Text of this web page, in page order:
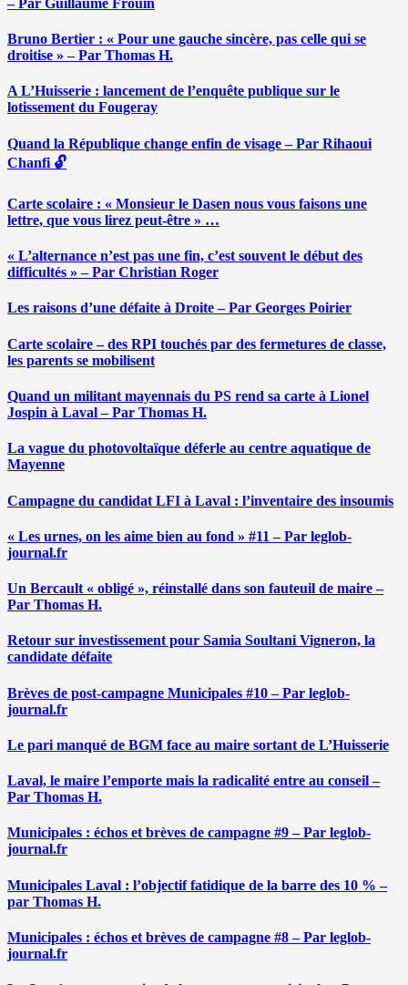
Bruno Bertier : « Pour une gauche sincère, pas celle qui se
droitise » – Par Thomas H.
A L’Huisserie : lancement de l’enquête publique sur le
lotissement du Fougeray
Quand la République change enfin de visage – Par Rihaoui
Chanfi 🔓
Carte scolaire : « Monsieur le Dasen nous vous faisons une
lettre, que vous lirez peut-être » …
« L’alternance n’est pas une fin, c’est souvent le début des
difficultés » – Par Christian Roger
Les raisons d’une défaite à Droite – Par Georges Poirier
Carte scolaire – des RPI touchés par des fermetures de classe,
les parents se mobilisent
Quand un militant mayennais du PS rend sa carte à Lionel
Jospin à Laval – Par Thomas H.
La vague du photovoltaïque déferle au centre aquatique de
Mayenne
Campagne du candidat LFI à Laval : l’inventaire des insoumis
« Les urnes, on les aime bien au fond » #11 – Par leglob-
journal.fr
Un Bercault « obligé », réinstallé dans son fauteuil de maire –
Par Thomas H.
Retour sur investissement pour Samia Soultani Vigneron, la
candidate défaite
Brèves de post-campagne Municipales #10 – Par leglob-
journal.fr
Le pari manqué de BGM face au maire sortant de L’Huisserie
Laval, le maire l’emporte mais la radicalité entre au conseil –
Par Thomas H.
Municipales : échos et brèves de campagne #9 – Par leglob-
journal.fr
Municipales Laval : l’objectif fatidique de la barre des 10 % –
par Thomas H.
Municipales : échos et brèves de campagne #8 – Par leglob-
journal.fr